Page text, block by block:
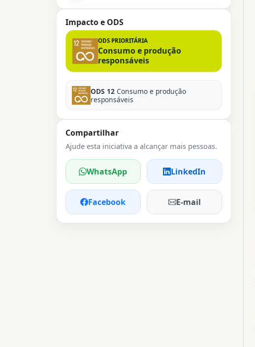
Impacto e ODS
ODS PRIORITÁRIA
Consumo e produção
responsáveis
ODS 12Consumo e produção
responsáveis
Compartilhar
Ajude esta iniciativa a alcançar mais pessoas.
WhatsApp LinkedIn
Facebook E-mail